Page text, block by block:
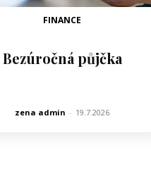
FINANCE
Bezúročná půjčka
zena admin - 19.7.2026